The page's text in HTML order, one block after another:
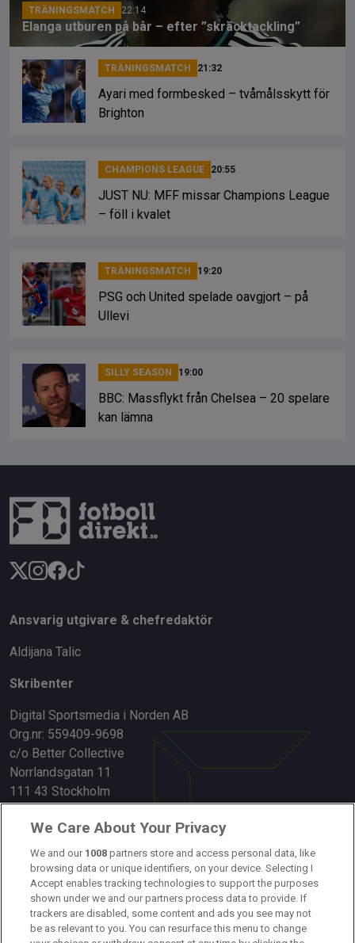
TRÄNINGSMATCH 22:14
Elanga utburen på bår – efter ”skräcktackling”
TRÄNINGSMATCH 21:32
Ayari med formbesked – tvåmålsskytt för
Brighton
CHAMPIONS LEAGUE 20:55
JUST NU: MFF missar Champions League
– föll i kvalet
TRÄNINGSMATCH 19:20
PSG och United spelade oavgjort – på
Ullevi
SILLY SEASON 19:00
BBC: Massflykt från Chelsea – 20 spelare
kan lämna
Ansvarig utgivare & chefredaktör
Aldijana Talic
Skribenter
Digital Sportsmedia i Norden AB
Org.nr: 559409-9698
c/o Better Collective
Norrlandsgatan 11
111 43 Stockholm
Länkar
Om oss
Kontakta oss
Kundtjänst
We Care About Your Privacy
We and our 1008 partners store and access personal data, like
browsing data or unique identifiers, on your device. Selecting I
Accept enables tracking technologies to support the purposes
shown under we and our partners process data to provide. If
trackers are disabled, some content and ads you see may not
be as relevant to you. You can resurface this menu to change